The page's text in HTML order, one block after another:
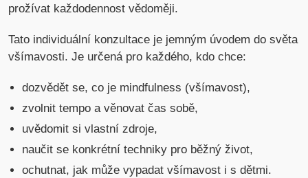
prožívat každodennost vědoměji.
Tato individuální konzultace je jemným úvodem do světa
všímavosti. Je určená pro každého, kdo chce:
dozvědět se, co je mindfulness (všímavost),
zvolnit tempo a věnovat čas sobě,
uvědomit si vlastní zdroje,
naučit se konkrétní techniky pro běžný život,
ochutnat, jak může vypadat všímavost i s dětmi.